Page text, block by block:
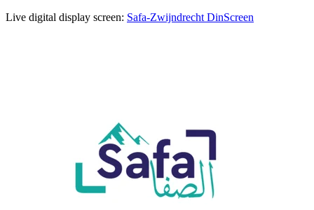
Live digital display screen: Safa-Zwijndrecht DinScreen